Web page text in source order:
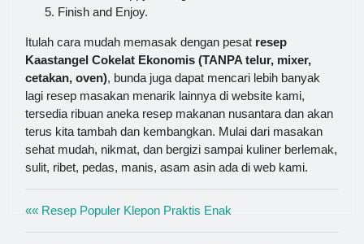
Finish and Enjoy.
Itulah cara mudah memasak dengan pesat resep
Kaastangel Cokelat Ekonomis (TANPA telur, mixer,
cetakan, oven), bunda juga dapat mencari lebih banyak
lagi resep masakan menarik lainnya di website kami,
tersedia ribuan aneka resep makanan nusantara dan akan
terus kita tambah dan kembangkan. Mulai dari masakan
sehat mudah, nikmat, dan bergizi sampai kuliner berlemak,
sulit, ribet, pedas, manis, asam asin ada di web kami.
«« Resep Populer Klepon Praktis Enak